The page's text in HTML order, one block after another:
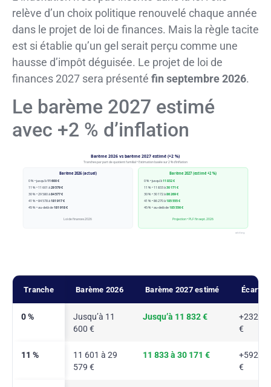
relève d’un choix politique renouvelé chaque année
dans le projet de loi de finances. Mais la règle tacite
est si établie qu’un gel serait perçu comme une
hausse d’impôt déguisée. Le projet de loi de
finances 2027 sera présenté fin septembre 2026.
Le barème 2027 estimé
avec +2 % d’inflation
Barème 2026 vs barème 2027 estimé (+2 %)
Tranches par part de quotient familial • Estimation basée sur 2 % d’inflation
Barème 2026 (actuel)
0 % • jusqu’à11 600 €
11 % • 11 601 à29 579 €
30 % • 29 580 à84 577 €
41 % • 84 578 à181 917 €
45 % • au-delà de181 918 €
Loi de finances 2026
Barème 2027 (estimé +2 %)
0 % • jusqu’à11 832 €
11 % • 11 833 à30 171 €
30 % • 30 172 à86 269 €
41 % • 86 270 à185 555 €
45 % • au-delà de185 556 €
Projection • PLF fin sept. 2026
adcf.org
Tranche Barème 2026 Barème 2027 estimé Écart
0 %
Jusqu’à 11
600 €
Jusqu’à 11 832 €
+232
€
11 %
11 601 à 29
579 €
11 833 à 30 171 €
+592
€